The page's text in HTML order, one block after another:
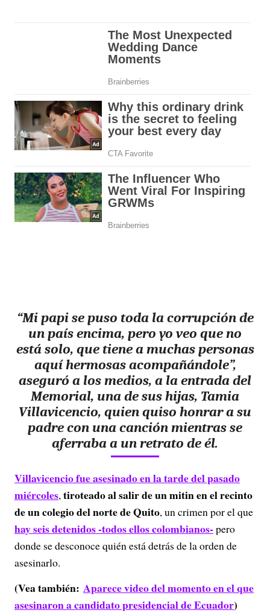
“Mi papi se puso toda la corrupción de
un país encima, pero yo veo que no
está solo, que tiene a muchas personas
aquí hermosas acompañándole”,
aseguró a los medios, a la entrada del
Memorial, una de sus hijas, Tamia
Villavicencio, quien quiso honrar a su
padre con una canción mientras se
aferraba a un retrato de él.
Villavicencio fue asesinado en la tarde del pasado
miércoles,tiroteado al salir de un mitin en el recinto
de un colegio del norte de Quito, un crimen por el que
hay seis detenidos -todos ellos colombianos- pero
donde se desconoce quién está detrás de la orden de
asesinarlo.
(Vea también: Aparece video del momento en el que
asesinaron a candidato presidencial de Ecuador)